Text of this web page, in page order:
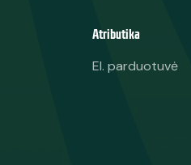
Atributika
El. parduotuvė